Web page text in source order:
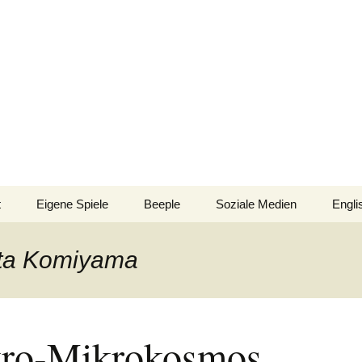
Verlagsliste Brasilien
Eigene Spiele
Mission Impractical
Pari
Beeple Soziale Medien
Komiyama